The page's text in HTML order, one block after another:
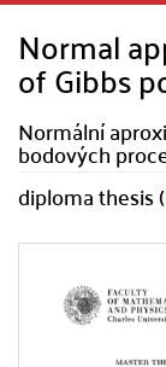
Normal
of Gibbs
Normální
bodových
diploma thesis (